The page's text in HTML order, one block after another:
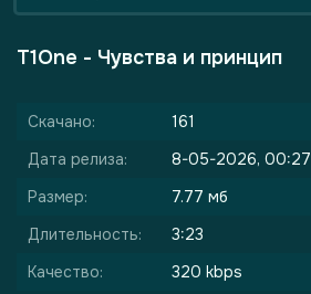
T1One - Чувства и принцип
Скачано:
161
Дата релиза:
8-05-2026, 00:27
Размер:
7.77 мб
Длительность:
3:23
Качество:
320 kbps